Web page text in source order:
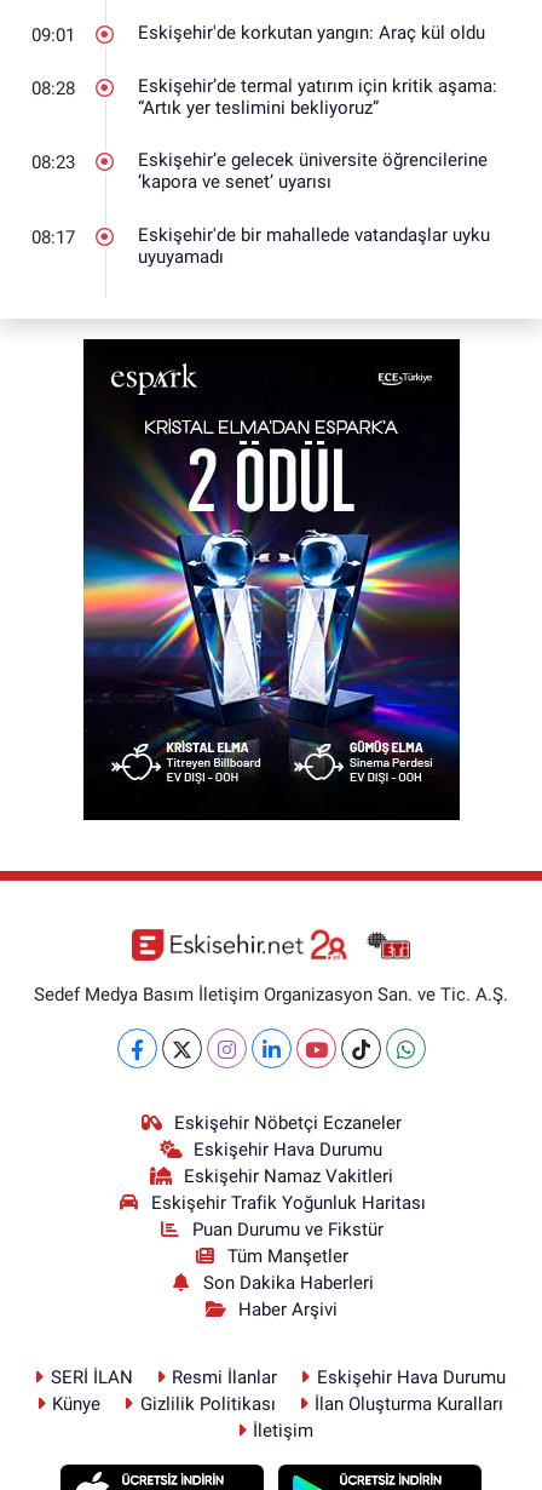
09:01 Eskişehir'de korkutan yangın: Araç kül oldu
08:28
Eskişehir’de termal yatırım için kritik aşama:
“Artık yer teslimini bekliyoruz”
08:23
Eskişehir’e gelecek üniversite öğrencilerine
‘kapora ve senet’ uyarısı
08:17
Eskişehir'de bir mahallede vatandaşlar uyku
uyuyamadı
Sedef Medya Basım İletişim Organizasyon San. ve Tic. A.Ş.
Eskişehir Nöbetçi Eczaneler
Eskişehir Hava Durumu
Eskişehir Namaz Vakitleri
Eskişehir Trafik Yoğunluk Haritası
Puan Durumu ve Fikstür
Tüm Manşetler
Son Dakika Haberleri
Haber Arşivi
SERİ İLAN Resmi İlanlar
Eskişehir Hava Durumu
Künye
Gizlilik Politikası
İlan Oluşturma Kuralları
İletişim